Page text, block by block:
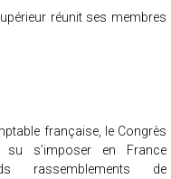
réunit ses membres
française, le Congrès
su s’imposer en France
rassemblements de